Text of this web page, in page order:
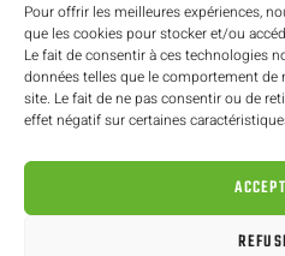
Pour offrir les meilleures expériences,
que les cookies pour stocker et/ou
Le fait de consentir à ces technologies
données telles que le comportement
site. Le fait de ne pas consentir ou de
effet négatif sur certaines